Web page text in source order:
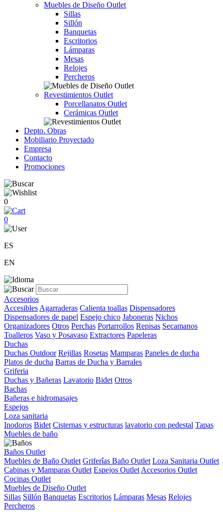
Muebles de Diseño Outlet
Sillas
Sillón
Banquetas
Escritorios
Lámparas
Mesas
Relojes
Percheros
Revestimientos Outlet
Porcellanatos Outlet
Cerámicas Outlet
Depto. Obras
Mobiliario Proyectado
Empresa
Contacto
Promociones
0
0
ES
EN
Accesorios
Accesibles Agarraderas Calienta toallas Dispensadores
Dispensadores de papel Espejo chico Jaboneras Nichos
Organizadores Otros Perchas Portarrollos Repisas Secamanos
Toalleros Vaso y Posavaso Extractores Papeleras
Duchas
Duchas Outdoor Rejillas Rosetas Mamparas Paneles de ducha
Platos de ducha Barras de Ducha y Barrales
Griferia
Duchas y Bañeras Lavatorio Bidet Otros
Bachas
Bañeras e hidromasajes
Espejos
Loza sanitaria
Inodoros Bidet Cisternas y estructuras lavatorio con pedestal Tapas
Muebles de baño
Baños Outlet
Muebles de Baño Outlet Griferîas Baño Outlet Loza Sanitaria Outlet
Cabinas y Mamparas Outlet Espejos Outlet Accesorios Outlet
Cocinas Outlet
Muebles de Diseño Outlet
Sillas Sillón Banquetas Escritorios Lámparas Mesas Relojes
Percheros